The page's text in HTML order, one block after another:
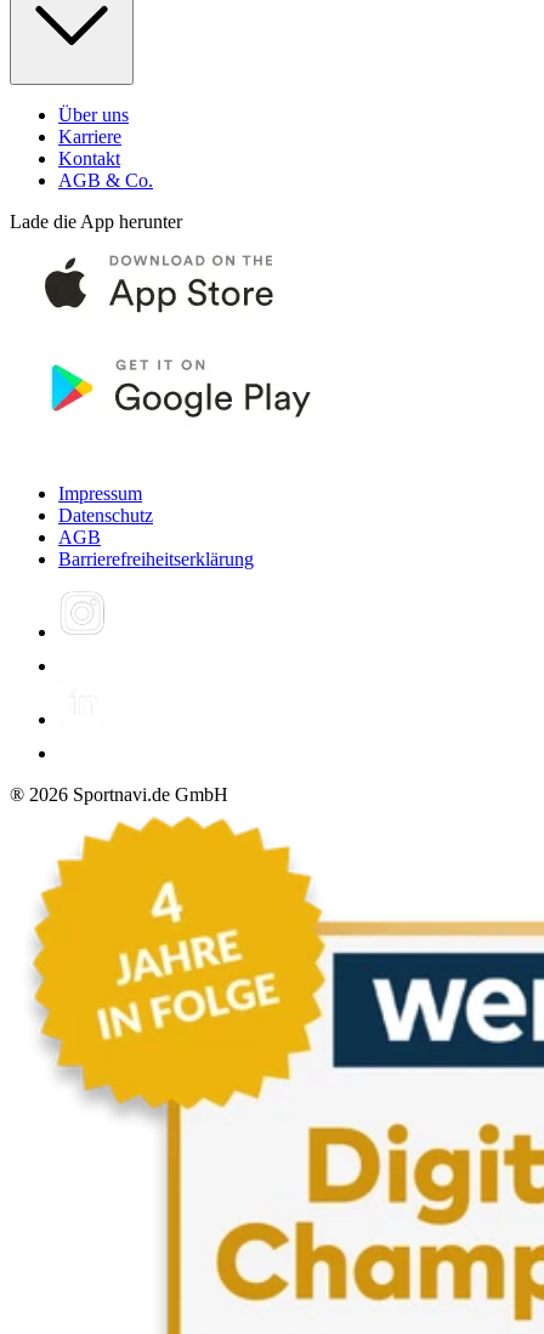
Über uns
Karriere
Kontakt
AGB & Co.
Lade die App herunter
Impressum
Datenschutz
AGB
Barrierefreiheitserklärung
® 2026 Sportnavi.de GmbH